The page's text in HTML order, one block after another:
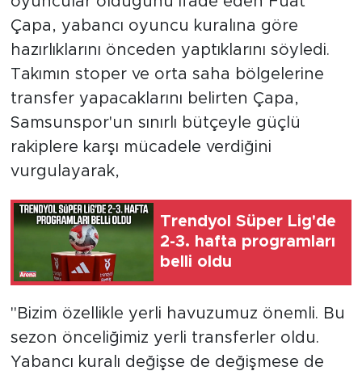
Çapa, yabancı oyuncu kuralına göre
hazırlıklarını önceden yaptıklarını söyledi.
Takımın stoper ve orta saha bölgelerine
transfer yapacaklarını belirten Çapa,
Samsunspor'un sınırlı bütçeyle güçlü
rakiplere karşı mücadele verdiğini
vurgulayarak,
Trendyol Süper Lig'de
2-3. hafta programları
belli oldu
"Bizim özellikle yerli havuzumuz önemli. Bu
sezon önceliğimiz yerli transferler oldu.
Yabancı kuralı değişse de değişmese de